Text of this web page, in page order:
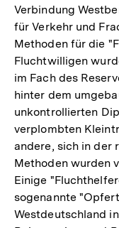
Verbindung
für Verkehr und
Methoden für die
Fluchtwilligen
im Fach des
hinter dem
unkontrollierten
verplombten
andere, sich in der
Methoden wurden
Einige
sogenannte
Westdeutschland